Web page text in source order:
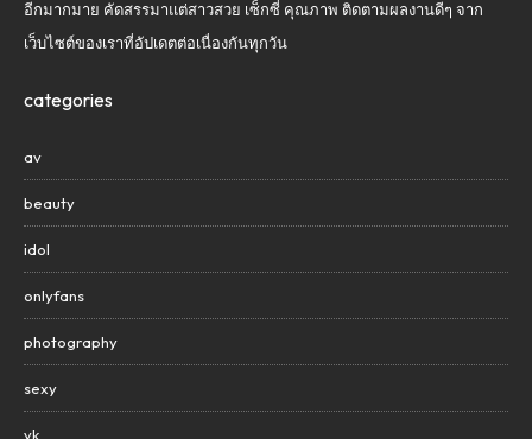
อีกมากมาย คัดสรรมาแต่สาวสวย เซ็กซี่ คุณภาพ ติดตามผลงานดีๆ จาก
เว็บไซต์ของเราที่อัปเดตต่อเนื่องกันทุกวัน
categories
av
beauty
idol
onlyfans
photography
sexy
vk